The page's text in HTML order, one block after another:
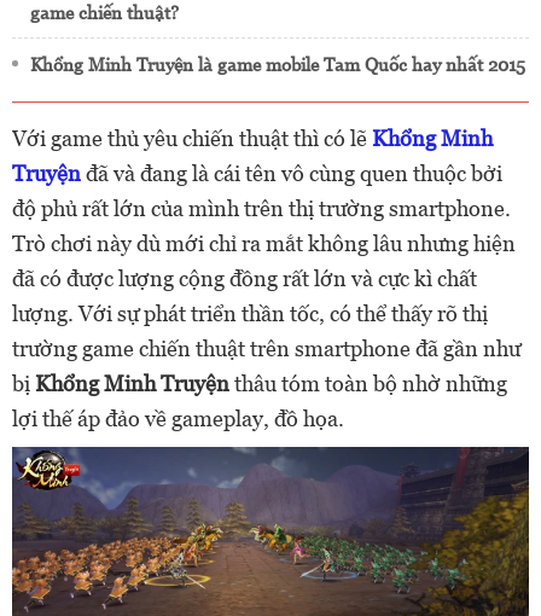
game chiến thuật?
Khổng Minh Truyện là game mobile Tam Quốc hay nhất 2015
Với game thủ yêu chiến thuật thì có lẽKhổng Minh
Truyệnđã và đang là cái tên vô cùng quen thuộc bởi
độ phủ rất lớn của mình trên thị trường smartphone.
Trò chơi này dù mới chỉ ra mắt không lâu nhưng hiện
đã có được lượng cộng đồng rất lớn và cực kì chất
lượng. Với sự phát triển thần tốc, có thể thấy rõ thị
trường game chiến thuật trên smartphone đã gần như
bị Khổng Minh Truyệnthâu tóm toàn bộ nhờ những
lợi thế áp đảo về gameplay, đồ họa.